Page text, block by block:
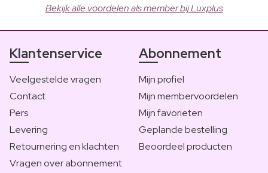
Bekijk alle voordelen als member bij Luxplus
Klantenservice
Veelgestelde vragen
Contact
Pers
Levering
Retournering en klachten
Vragen over abonnement
Abonnement
Mijn profiel
Mijn membervoordelen
Mijn favorieten
Geplande bestelling
Beoordeel producten